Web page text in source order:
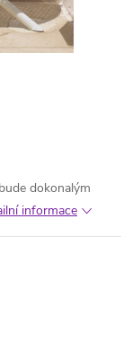
dokonalým
informace